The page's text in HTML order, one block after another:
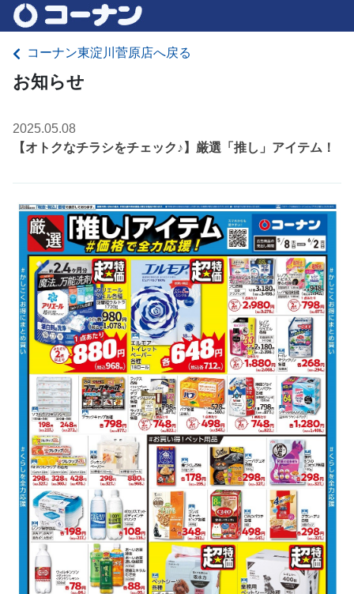
コーナン東淀川菅原店へ戻る
お知らせ
2025.05.08
【オトクなチラシをチェック♪】厳選「推し」アイテム！